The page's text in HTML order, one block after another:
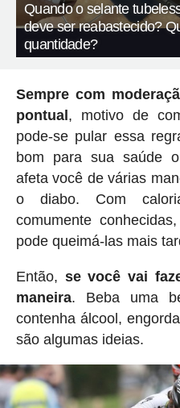
Quando o selante
deve ser reabastecido?
quantidade?
Sempre com
pontual , motivo de
pode-se pular essa
bom para sua saúde
afeta você de várias
o diabo. Com
comumente
pode queimá-las mais
Então, se você vai
maneira. Beba uma
contenha álcool,
são algumas ideias.